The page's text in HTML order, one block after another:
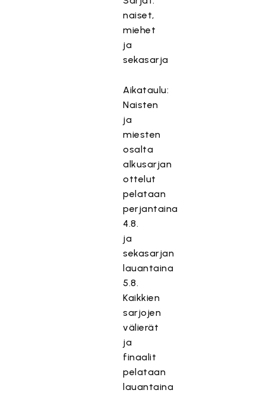
naiset,
miehet
ja
sekasarja
Aikataulu:
Naisten
ja
miesten
osalta
alkusarjan
ottelut
pelataan
perjantaina
4.8.
ja
sekasarjan
lauantaina
5.8.
Kaikkien
sarjojen
välierät
ja
finaalit
pelataan
lauantaina